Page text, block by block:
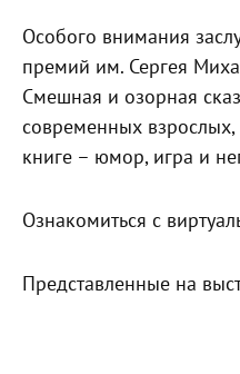
Особого внимания
премий им. Сергея
Смешная и озорная
современных взрослых,
книге – юмор, игра и
Ознакомиться с
Представленные на